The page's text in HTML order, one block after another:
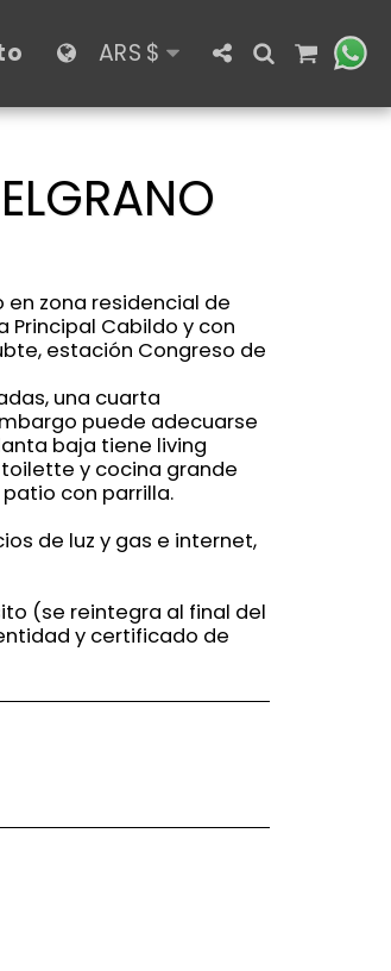
ARS $
zona residencial de
Principal Cabildo y con
estación Congreso de
una cuarta
puede adecuarse
baja tiene living
y cocina grande
con parrilla.
de luz y gas e internet,
(se reintegra al final del
y certificado de